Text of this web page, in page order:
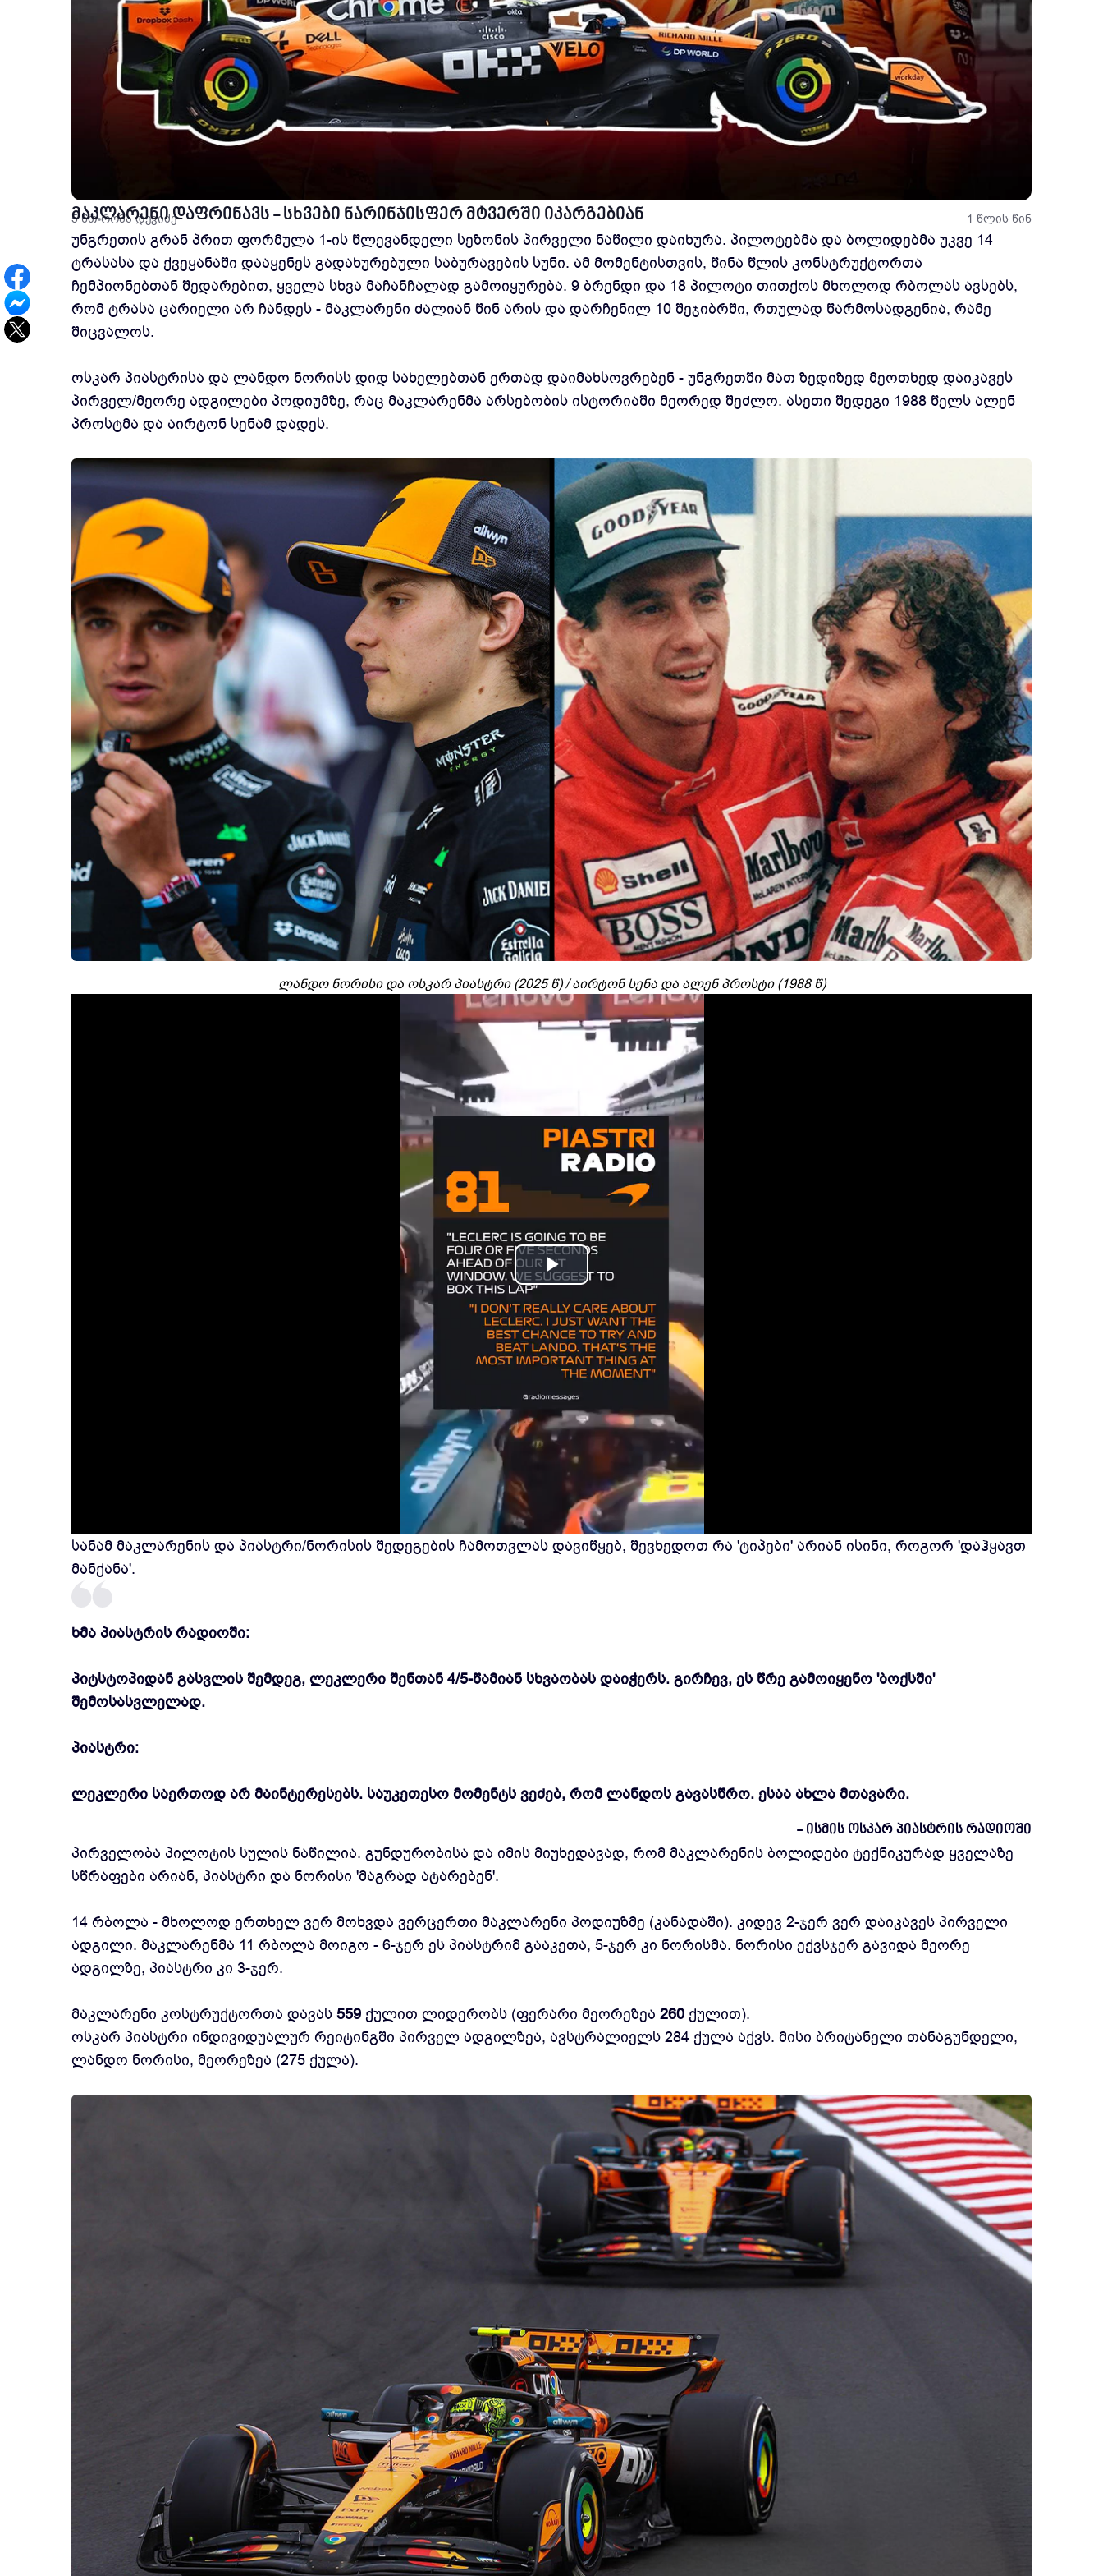
5 წთ რომა დევიძე 1 წლის წინ
მაკლარენი დაფრინავს - სხვები ნარინჯისფერ მტვერში იკარგებიან
უნგრეთის გრან პრით ფორმულა 1-ის წლევანდელი სეზონის პირველი ნაწილი დაიხურა. პილოტებმა და ბოლიდებმა უკვე 14
ტრასასა და ქვეყანაში დააყენეს გადახურებული საბურავების სუნი. ამ მომენტისთვის, წინა წლის კონსტრუქტორთა
ჩემპიონებთან შედარებით, ყველა სხვა მაჩანჩალად გამოიყურება. 9 ბრენდი და 18 პილოტი თითქოს მხოლოდ რბოლას ავსებს,
რომ ტრასა ცარიელი არ ჩანდეს - მაკლარენი ძალიან წინ არის და დარჩენილ 10 შეჯიბრში, რთულად წარმოსადგენია, რამე
შიცვალოს.
ოსკარ პიასტრისა და ლანდო ნორისს დიდ სახელებთან ერთად დაიმახსოვრებენ - უნგრეთში მათ ზედიზედ მეოთხედ დაიკავეს
პირველ/მეორე ადგილები პოდიუმზე, რაც მაკლარენმა არსებობის ისტორიაში მეორედ შეძლო. ასეთი შედეგი 1988 წელს ალენ
პროსტმა და აირტონ სენამ დადეს.
ლანდო ნორისი და ოსკარ პიასტრი (2025 წ) / აირტონ სენა და ალენ პროსტი (1988 წ)
Play
Video
სანამ მაკლარენის და პიასტრი/ნორისის შედეგების ჩამოთვლას დავიწყებ, შევხედოთ რა 'ტიპები' არიან ისინი, როგორ 'დაჰყავთ
მანქანა'.
ხმა პიასტრის რადიოში:
პიტსტოპიდან გასვლის შემდეგ, ლეკლერი შენთან 4/5-წამიან სხვაობას დაიჭერს. გირჩევ, ეს წრე გამოიყენო 'ბოქსში'
შემოსასვლელად.
პიასტრი:
ლეკლერი საერთოდ არ მაინტერესებს. საუკეთესო მომენტს ვეძებ, რომ ლანდოს გავასწრო. ესაა ახლა მთავარი.
- ისმის ოსკარ პიასტრის რადიოში
პირველობა პილოტის სულის ნაწილია. გუნდურობისა და იმის მიუხედავად, რომ მაკლარენის ბოლიდები ტექნიკურად ყველაზე
სწრაფები არიან, პიასტრი და ნორისი 'მაგრად ატარებენ'.
14 რბოლა - მხოლოდ ერთხელ ვერ მოხვდა ვერცერთი მაკლარენი პოდიუზმე (კანადაში). კიდევ 2-ჯერ ვერ დაიკავეს პირველი
ადგილი. მაკლარენმა 11 რბოლა მოიგო - 6-ჯერ ეს პიასტრიმ გააკეთა, 5-ჯერ კი ნორისმა. ნორისი ექვსჯერ გავიდა მეორე
ადგილზე, პიასტრი კი 3-ჯერ.
მაკლარენი კოსტრუქტორთა დავას 559 ქულით ლიდერობს (ფერარი მეორეზეა 260 ქულით).
ოსკარ პიასტრი ინდივიდუალურ რეიტინგში პირველ ადგილზეა, ავსტრალიელს 284 ქულა აქვს. მისი ბრიტანელი თანაგუნდელი,
ლანდო ნორისი, მეორეზეა (275 ქულა).